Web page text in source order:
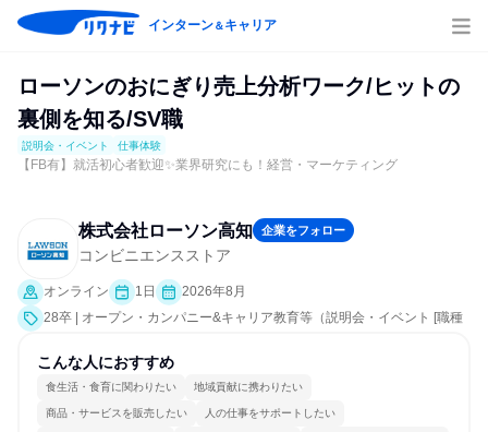
インターン＆キャリア
ローソンのおにぎり売上分析ワーク/ヒットの
裏側を知る/SV職
説明会・イベント 仕事体験
【FB有】就活初心者歓迎✨業界研究にも！経営・マーケティング
株式会社ローソン高知 企業をフォロー
コンビニエンスストア
オンライン 1日
2026年8月
28卒 | オープン・カンパニー&キャリア教育等（説明会・イベント [職種
こんな人におすすめ
食生活・食育に関わりたい 地域貢献に携わりたい
商品・サービスを販売したい 人の仕事をサポートしたい